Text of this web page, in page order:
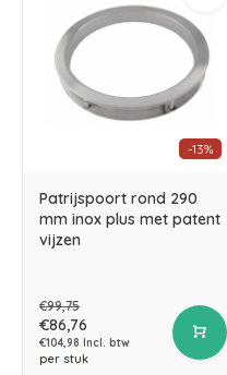
-13%
Patrijspoort rond 290
mm inox plus met patent
vijzen
€99,75
€86,76
€104,98 Incl. btw
per stuk